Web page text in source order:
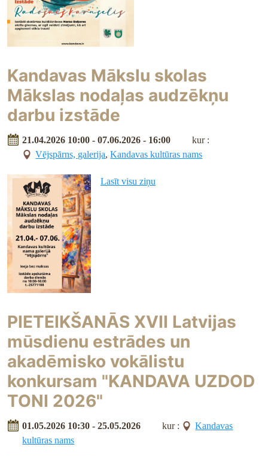
Kandavas Mākslu skolas
Mākslas nodaļas audzēkņu
darbu izstāde
21.04.2026 10:00 - 07.06.2026 - 16:00
kur :
Vējspārns, galerija,Kandavas kultūras nams
Lasīt visu ziņu
PIETEIKŠANĀS XVII Latvijas
mūsdienu estrādes un
akadēmisko vokālistu
konkursam "KANDAVA UZDOD
TONI 2026"
01.05.2026 10:30 - 25.05.2026 kur :
Kandavas
kultūras nams